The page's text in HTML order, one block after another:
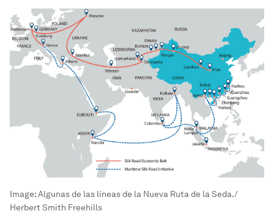
Image:Algunas de las líneas de la Nueva Ruta de la Seda./
Herbert Smith Freehills